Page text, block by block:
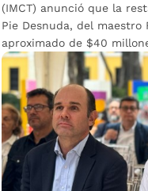
(IMCT) anunció que la
Pie Desnuda, del
aproximado de $40